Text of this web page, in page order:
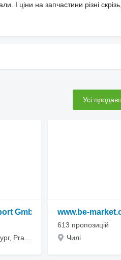
ціни на запчастини різні скрізь,
Усі
GmbH www.be-
613 пропозицій
Чилі